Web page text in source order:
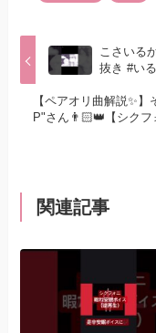
こさいる
抜き #い
【ペアオリ曲解説✨
P"さん👨🏻👑【シクフ
関連記事